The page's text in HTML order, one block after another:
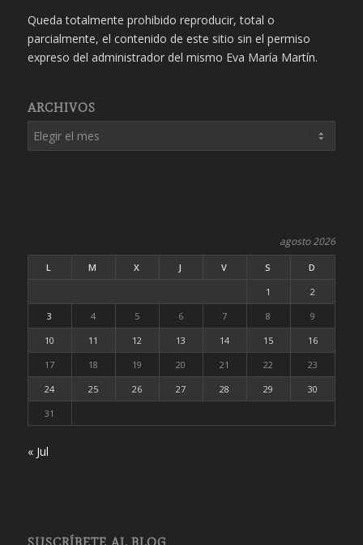
Queda totalmente prohibido reproducir, total o
parcialmente, el contenido de este sitio sin el permiso
expreso del administrador del mismo Eva María Martín.
ARCHIVOS
agosto 2026
L M X J V S
D
1
2
3
4 5 6 7 8
9
10
11 12 13 14 15
16
17
18 19 20 21 22
23
24
25 26 27 28 29
30
31
« Jul